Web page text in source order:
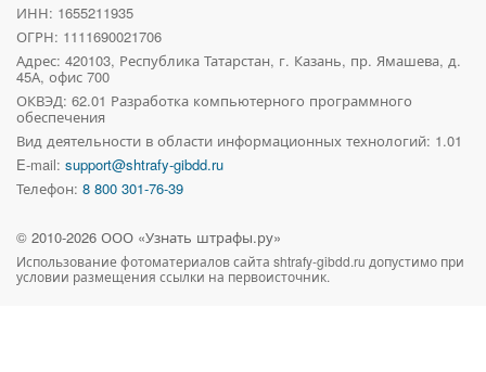
ИНН: 1655211935
ОГРН: 1111690021706
Адрес: 420103, Республика Татарстан, г. Казань, пр. Ямашева, д.
45А, офис 700
ОКВЭД: 62.01 Разработка компьютерного программного
обеспечения
Вид деятельности в области информационных технологий: 1.01
E-mail: support@shtrafy-gibdd.ru
Телефон: 8 800 301-76-39
© 2010-2026 ООО «Узнать штрафы.ру»
Использование фотоматериалов сайта shtrafy-gibdd.ru допустимо при
условии размещения ссылки на первоисточник.